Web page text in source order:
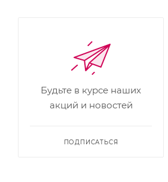
Будьте в курсе наших
акций и новостей
ПОДПИСАТЬСЯ